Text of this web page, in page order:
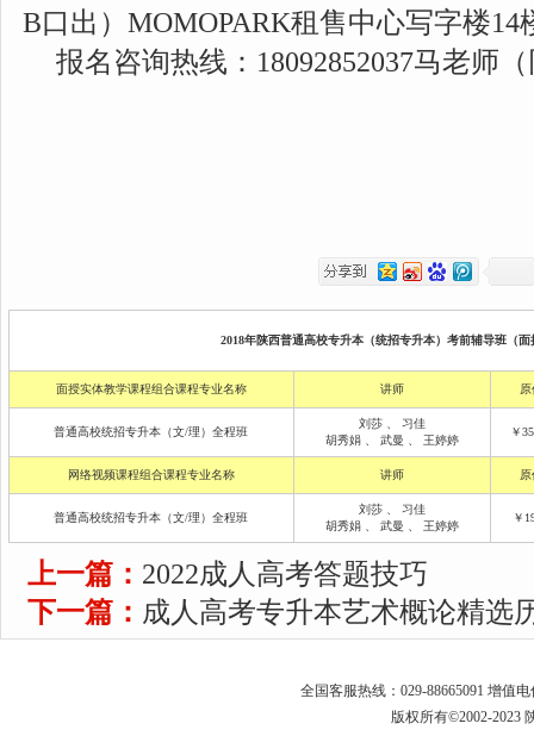
B口出）MOMOPARK租售中心写字楼14
报名咨询热线：18092852037马老师
2018年陕西普通高校专升本（统招专升本）考前辅导班（
面授实体教学课程组合课程专业名称 讲师
普通高校统招专升本（文/理）全程班
刘莎
习佳
胡秀娟
武曼 王婷婷
￥
网络视频课程组合课程专业名称 讲师
普通高校统招专升本（文/理）全程班
刘莎
习佳
胡秀娟
武曼 王婷婷
￥
上一篇： 2022成人高考答题技巧
下一篇： 成人高考专升本艺术概论精选
全国客服热线：029-88665091 增值
版权所有©2002-2023